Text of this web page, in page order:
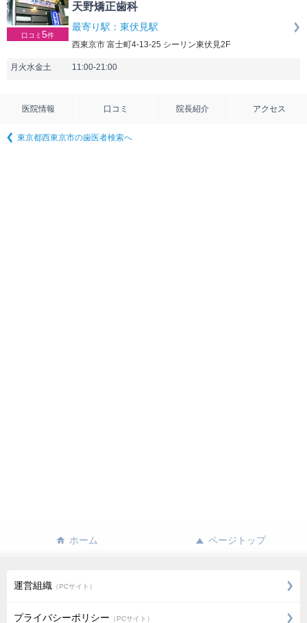
口コミ 5件
天野矯正歯科
最寄り駅：東伏見駅
西東京市 富士町4-13-25 シーリン東伏見2F
月火水金土 11:00-21:00
医院情報 口コミ 院長紹介 アクセス
東京都西東京市の歯医者検索へ
ホーム ページトップ
運営組織 （PCサイト）
プライバシーポリシー （PCサイト）